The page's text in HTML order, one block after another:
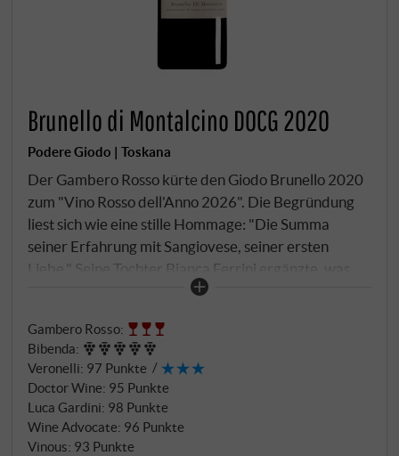
Brunello di Montalcino DOCG 2020
Podere Giodo | Toskana
Der Gambero Rosso kürte den Giodo Brunello 2020
zum "Vino Rosso dell'Anno 2026". Die Begründung
liest sich wie eine stille Hommage: "Die Summa
seiner Erfahrung mit Sangiovese, seiner ersten
Liebe." Seine Tochter Bianca Ferrini ergänzte, was
hinter dem Wein steht: "Es ist der erste Jahrgang im
meinem Vater."
Gambero Rosso:
Bibenda:
Veronelli: 97 Punkte
Doctor Wine: 95 Punkte
Luca Gardini: 98 Punkte
Wine Advocate: 96 Punkte
Vinous: 93 Punkte